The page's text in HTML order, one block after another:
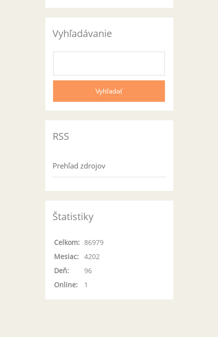
Vyhľadávanie
RSS
Prehľad zdrojov
Štatistiky
Online: 1
Celkom: 86979
Mesiac:
4202
Deň:
96